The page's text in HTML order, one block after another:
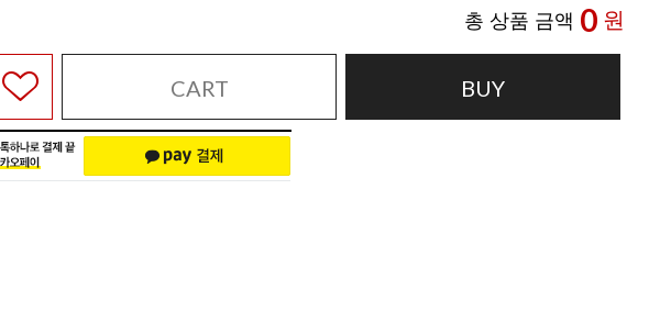
총 상품 금액 0 원
CART BUY